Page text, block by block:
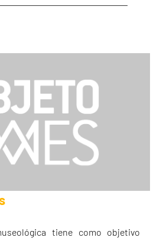
tiene como objetivo